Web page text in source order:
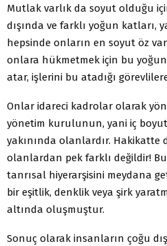
Mutlak varlık da soyut olduğu
dışında ve farklı yoğun katları,
hepsinde onların en soyut öz
onlara hükmetmek için bu
atar, işlerini bu atadığı
Onlar idareci kadrolar olarak
yönetim kurulunun, yani iç
yakınında olanlardır. Hakikatte
olanlardan pek farklı değildir!
tanrısal hiyerarşisini meydana
bir eşitlik, denklik veya şirk
altında oluşmuştur.
Sonuç olarak insanların çoğu